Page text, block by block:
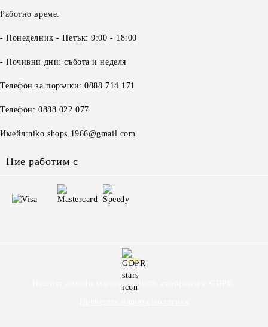
Работно време:
- Понеделник - Петък: 9:00 - 18:00
- Почивни дни: събота и неделя
Телефон за поръчки: 0888 714 171
Телефон: 0888 022 077
Имейл:niko.shops.1966@gmail.com
Ние работим с
GDPR
Нашият онлайн магазин е 100% съобразен с GDPR.